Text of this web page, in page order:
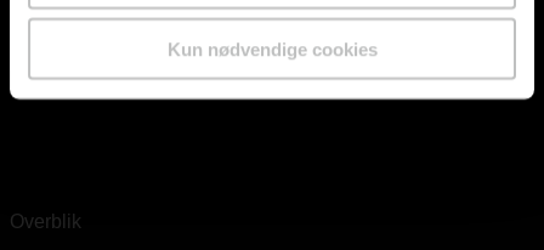
Kun nødvendige cookies
Overblik